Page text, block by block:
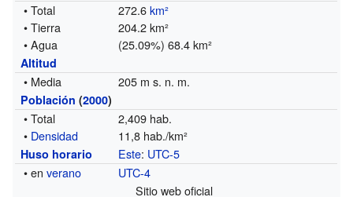
• Total 272.6km²
• Tierra
204.2 km²
• Agua
(25.09%) 68.4 km²
Altitud
• Media 205 m s. n. m.
Población (2000)
• Total
2,409 hab.
• Densidad 11,8 hab./km²
Huso horario Este: UTC-5
• enverano
UTC-4
Sitio web oficial